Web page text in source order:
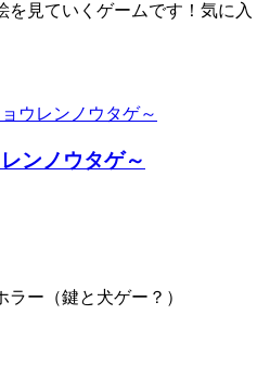
を見ていくゲームです！気に入
ンノウタゲ～
ー（鍵と犬ゲー？）